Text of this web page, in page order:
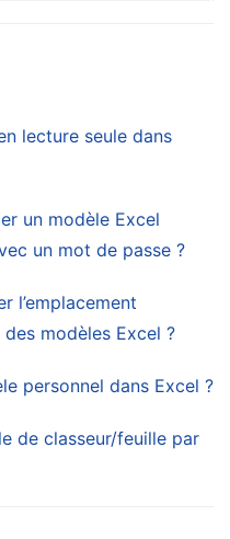
lecture seule dans
un modèle Excel
un mot de passe ?
l’emplacement
modèles Excel ?
personnel dans Excel ?
de classeur/feuille par